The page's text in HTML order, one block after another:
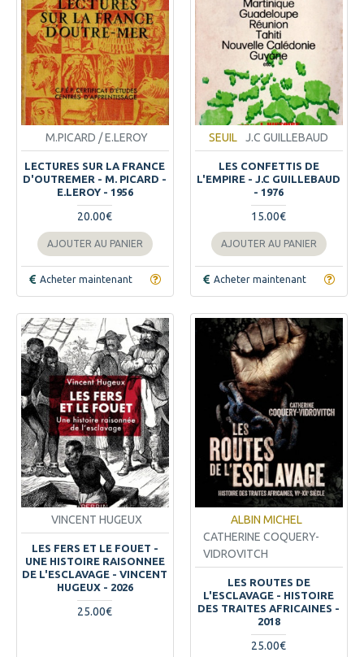
M.PICARD / E.LEROY
LECTURES SUR LA FRANCE
D'OUTREMER - M. PICARD -
E.LEROY - 1956
20.00€
AJOUTER AU PANIER
Acheter maintenant
SEUIL J.C GUILLEBAUD
LES CONFETTIS DE
L'EMPIRE - J.C GUILLEBAUD
- 1976
15.00€
AJOUTER AU PANIER
Acheter maintenant
VINCENT HUGEUX
LES FERS ET LE FOUET -
UNE HISTOIRE RAISONNEE
DE L'ESCLAVAGE - VINCENT
HUGEUX - 2026
25.00€
ALBIN MICHEL
CATHERINE COQUERY-
VIDROVITCH
LES ROUTES DE
L'ESCLAVAGE - HISTOIRE
DES TRAITES AFRICAINES -
2018
25.00€